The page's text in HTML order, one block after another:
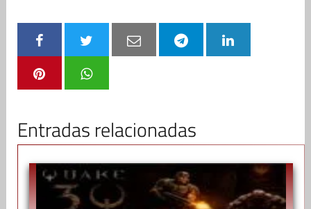
Entradas relacionadas